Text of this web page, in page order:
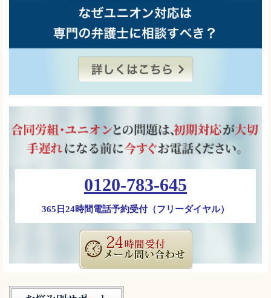
0120-783-645
365日24時間電話予約受付（フリーダイヤル）